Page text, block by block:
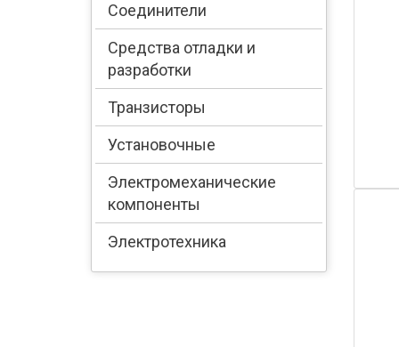
Соединители
Средства отладки и
разработки
Транзисторы
Установочные
Электромеханические
компоненты
Электротехника